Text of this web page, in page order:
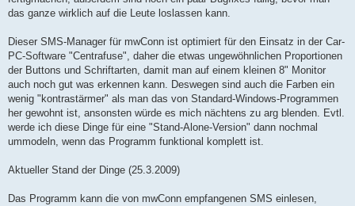
das ganze wirklich auf die Leute loslassen kann.
Dieser SMS-Manager für mwConn ist optimiert für den Einsatz in der Car-
PC-Software "Centrafuse", daher die etwas ungewöhnlichen Proportionen
der Buttons und Schriftarten, damit man auf einem kleinen 8" Monitor
auch noch gut was erkennen kann. Deswegen sind auch die Farben ein
wenig "kontrastärmer" als man das von Standard-Windows-Programmen
her gewohnt ist, ansonsten würde es mich nächtens zu arg blenden. Evtl.
werde ich diese Dinge für eine "Stand-Alone-Version" dann nochmal
ummodeln, wenn das Programm funktional komplett ist.
Aktueller Stand der Dinge (25.3.2009)
Das Programm kann die von mwConn empfangenen SMS einlesen,